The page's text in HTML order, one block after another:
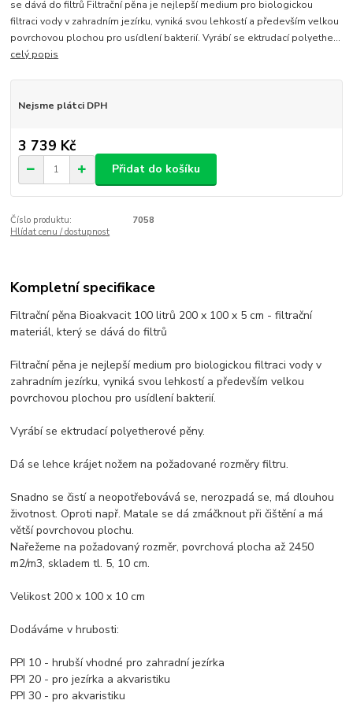
se dává do filtrů Filtrační pěna je nejlepší medium pro biologickou
filtraci vody v zahradním jezírku, vyniká svou lehkostí a především velkou
povrchovou plochou pro usídlení bakterií. Vyrábí se ektrudací polyethe...
celý popis
Nejsme plátci DPH
3 739 Kč
Přidat do košíku
Číslo produktu:
7058
Hlídat cenu / dostupnost
Kompletní specifikace
Filtrační pěna Bioakvacit 100 litrů 200 x 100 x 5 cm - filtrační
materiál, který se dává do filtrů
Filtrační pěna je nejlepší medium pro biologickou filtraci vody v
zahradním jezírku, vyniká svou lehkostí a především velkou
povrchovou plochou pro usídlení bakterií.
Vyrábí se ektrudací polyetherové pěny.
Dá se lehce krájet nožem na požadované rozměry filtru.
Snadno se čistí a neopotřebovává se, nerozpadá se, má dlouhou
životnost. Oproti např. Matale se dá zmáčknout při čištění a má
větší povrchovou plochu.
Nařežeme na požadovaný rozměr, povrchová plocha až 2450
m2/m3, skladem tl. 5, 10 cm.
Velikost 200 x 100 x 10 cm
Dodáváme v hrubosti:
PPI 10 - hrubší vhodné pro zahradní jezírka
PPI 20 - pro jezírka a akvaristiku
PPI 30 - pro akvaristiku